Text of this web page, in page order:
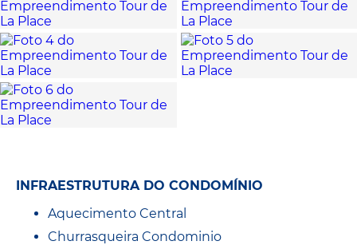
INFRAESTRUTURA DO CONDOMÍNIO
Aquecimento Central
Churrasqueira Condominio